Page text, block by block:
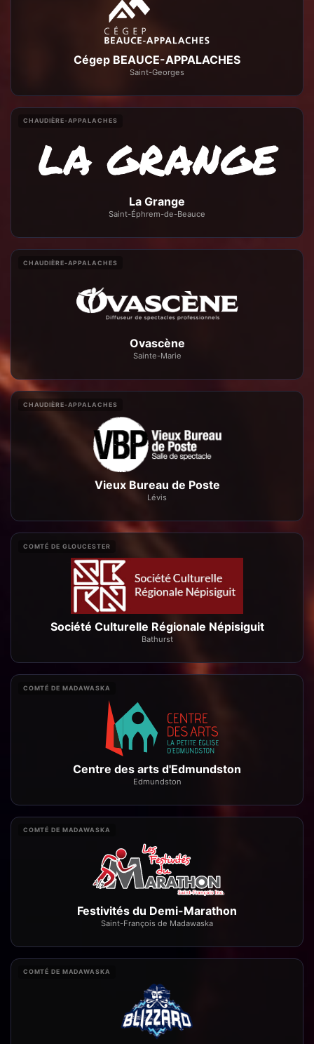
Cégep BEAUCE-APPALACHES
Saint-Georges
CHAUDIÈRE-APPALACHES
La Grange
Saint-Éphrem-de-Beauce
CHAUDIÈRE-APPALACHES
Ovascène
Sainte-Marie
CHAUDIÈRE-APPALACHES
Vieux Bureau de Poste
Lévis
COMTÉ DE GLOUCESTER
Société Culturelle Régionale Népisiguit
Bathurst
COMTÉ DE MADAWASKA
Centre des arts d'Edmundston
Edmundston
COMTÉ DE MADAWASKA
Festivités du Demi-Marathon
Saint-François de Madawaska
COMTÉ DE MADAWASKA